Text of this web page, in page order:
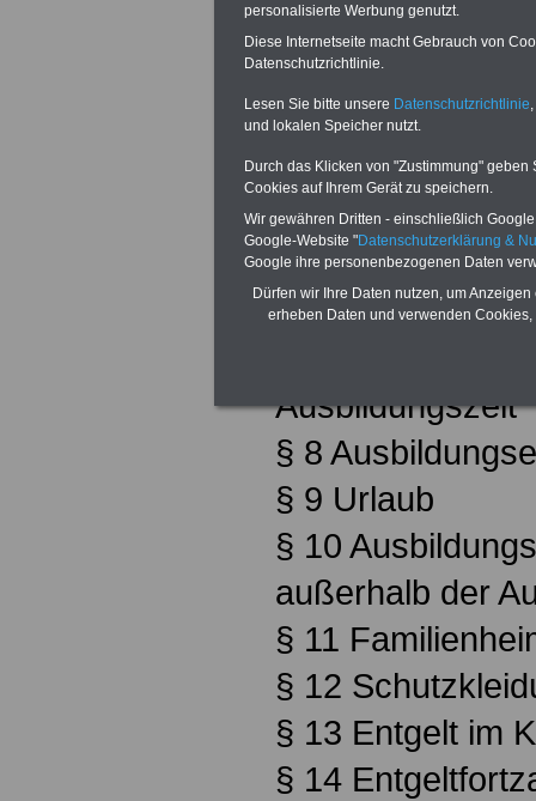
Inhaltsübersicht
§ 1
§ 2
§ 3 Probezeit
§ 4 Ärztliche
§ 5
§ 6
Ausbildungszeit
§ 8
§ 9 Urlaub
§ 10
außerhalb der
§ 11
§ 12
§ 13 Entgelt im
§ 14
personalisierte Werbung genutzt.
Diese Internetseite macht Gebrauch von
Datenschutzrichtlinie.
Lesen Sie bitte unsere Datenschutzrichtlinie
und lokalen Speicher nutzt.
Durch das Klicken von "Zustimmung"
Cookies auf Ihrem Gerät zu speichern.
Wir gewähren Dritten - einschließlich
Google-Website "Datenschutzerklärung &
Google ihre personenbezogenen Daten
Dürfen wir Ihre Daten nutzen, um
erheben Daten und verwenden